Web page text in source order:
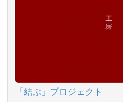
「結ぶ」プロジェクト